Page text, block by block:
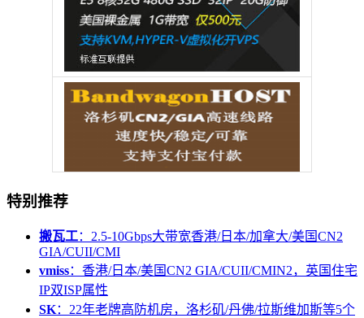
特别推荐
搬瓦工：2.5-10Gbps大带宽香港/日本/加拿大/美国CN2
GIA/CUII/CMI
vmiss：香港/日本/美国CN2 GIA/CUII/CMIN2，英国住宅
IP双ISP属性
SK：22年老牌高防机房，洛杉矶/丹佛/拉斯维加斯等5个